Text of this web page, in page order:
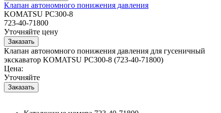
Клапан автономного понижения давления
KOMATSU PC300-8
723-40-71800
Уточняйте цену
Клапан автономного понижения давления для гусеничный
экскаватор KOMATSU PC300-8 (723-40-71800)
Цена:
Уточняйте